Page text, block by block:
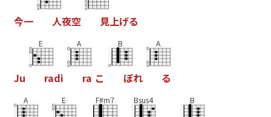
今一 人夜空 見上げる
Ju
E
radi
A
ra こ
B
ぼれ
A
る
A E F#m7 Bsus4 B